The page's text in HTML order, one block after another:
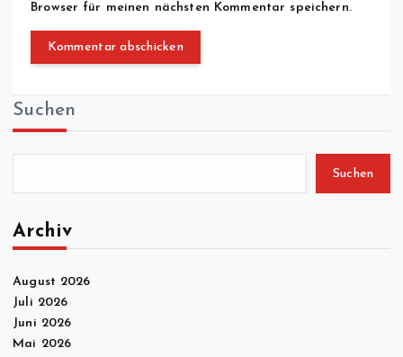
Browser für meinen nächsten Kommentar speichern.
Suchen
Suchen
Archiv
August 2026
Juli 2026
Juni 2026
Mai 2026